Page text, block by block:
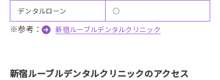
デンタルローン ○
※参考： 新宿ルーブルデンタルクリニック
新宿ルーブルデンタルクリニックのアクセス